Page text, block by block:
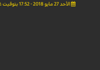
الأحد 27 مايو 2018 - 17:52 بتوقيت غرينتش